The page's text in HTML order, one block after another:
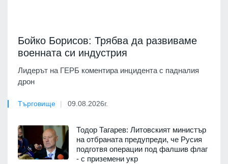
Бойко Борисов: Трябва да развиваме
военната си индустрия
Лидерът на ГЕРБ коментира инцидента с падналия
дрон
Търговище 09.08.2026г.
Тодор Тагарев: Литовският министър
на отбраната предупреди, че Русия
подготвя операции под фалшив флаг
- с приземени укр